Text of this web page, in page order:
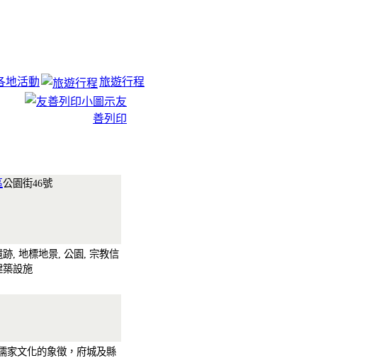
地活動 旅遊行程
友
善列印
公園街46號
, 地標地景, 公園, 宗教信
築設施
家文化的象徵，府城及縣